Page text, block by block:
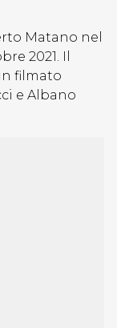
Matano nel
2021. Il
filmato
e Albano